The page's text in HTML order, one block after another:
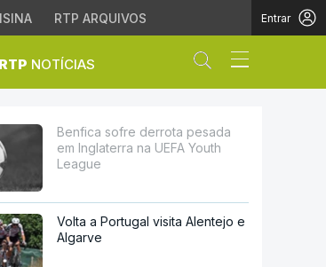
RTP ARQUIVOS Entrar
RTP NOTÍCIAS Abrir campo
Youth
Benfica sofre derrota pesada
em Inglaterra na UEFA Youth
League
Volta a Portugal visita Alentejo e
Algarve